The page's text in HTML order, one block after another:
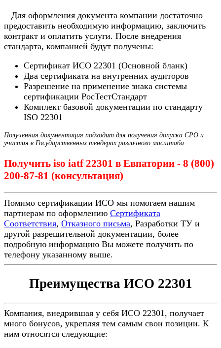
Для оформления документа компании достаточно
предоставить необходимую информацию, заключить
контракт и оплатить услуги. После внедрения
стандарта, компанией будут получены:
Сертификат ИСО 22301 (Основной бланк)
Два сертификата на внутренних аудиторов
Разрешение на применение знака системы
сертификации РосТестСтандарт
Комплект базовой документации по стандарту
ISO 22301
Полученная документация подходит для получения допуска СРО и
участия в Государственных тендерах различного масштаба.
Получить iso iatf 22301 в Евпатории - 8 (800)
200-87-81 (консультация)
Помимо сертификации ИСО мы помогаем нашим
партнерам по оформлению Сертификата
Соответствия, Отказного письма, Разработки ТУ и
другой разрешительной документации, более
подробную информацию Вы можете получить по
телефону указанному выше.
Преимущества ИСО 22301
Компания, внедрившая у себя ИСО 22301, получает
много бонусов, укрепляя тем самым свои позиции. К
ним относятся следующие: